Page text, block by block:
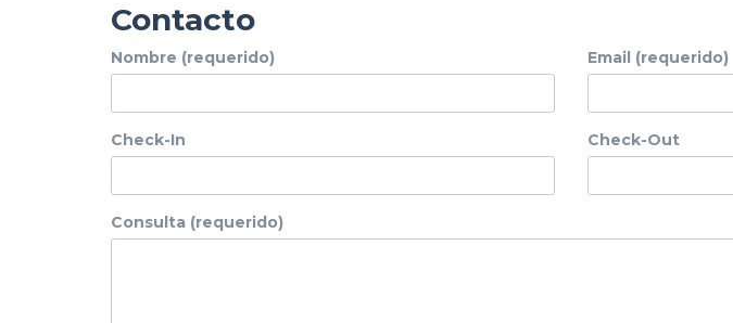
Contacto
Nombre (requerido) Email (requerido)
Check-In Check-Out
Consulta (requerido)